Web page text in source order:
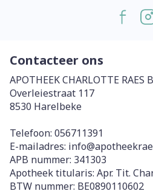
Contacteer ons
APOTHEEK CHARLOTTE RAES
Overleiestraat 117
8530 Harelbeke
Telefoon: 056711391
E-mailadres: info@
APB nummer: 341303
Apotheek titularis: Apr. Tit.
BTW nummer: BE0890110602